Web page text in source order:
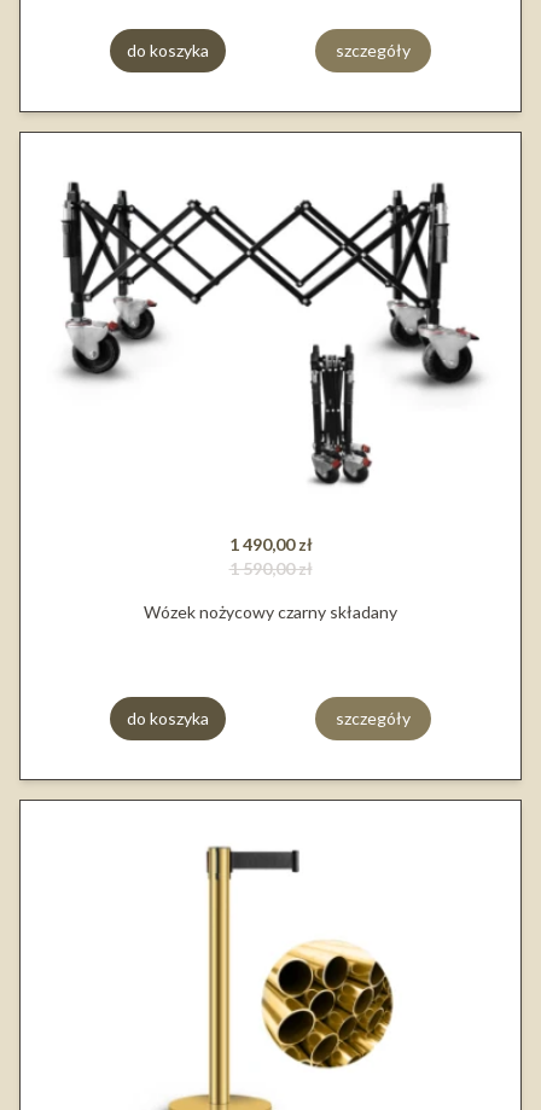
do koszyka szczegóły
1 490,00 zł
1 590,00 zł
Wózek nożycowy czarny składany
do koszyka szczegóły